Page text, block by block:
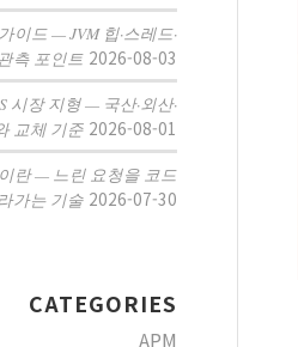
이드 — JVM 힙·스레드·
측 포인트 2026-08-03
시장 지형 — 국산·외산·
교체 기준 2026-08-01
란 — 느린 요청을 코드
가는 기술 2026-07-30
CATEGORIES
APM